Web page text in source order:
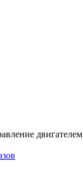
двигателем